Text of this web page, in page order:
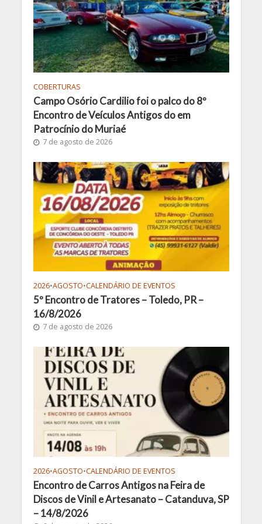
COBERTURAS
Campo Osório Cardilio foi o palco do 8º
Encontro de Veículos Antigos do em
Patrocínio do Muriaé
7 de agosto de 2026
2026•AGOSTO•CALENDÁRIO DE EVENTOS
5º Encontro de Tratores – Toledo, PR –
16/8/2026
7 de agosto de 2026
2026•AGOSTO•CALENDÁRIO DE EVENTOS
Encontro de Carros Antigos na Feira de
Discos de Vinil e Artesanato – Catanduva, SP
– 14/8/2026